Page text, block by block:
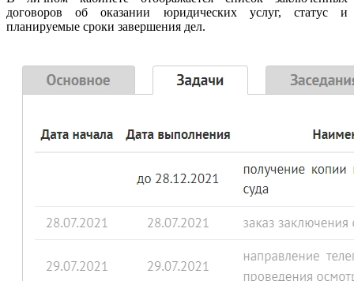
договоров об оказании юридических услуг, статус и
планируемые сроки завершения дел.